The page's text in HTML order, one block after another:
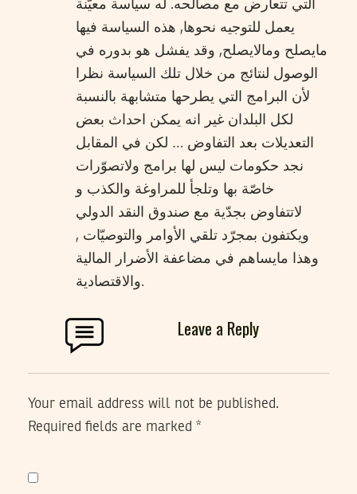
التي تتعارض مع مصالحه. له سياسة معيّنة
يعمل للتوجيه نحوها, هذه السياسة فيها
مايصلح ومالايصلح, وقد يفشل هو بدوره في
الوصول لنتائج من خلال تلك السياسة نظرا
لأن البرامج التي يطرحها متشابهة بالنسبة
لكل البلدان غير انه يمكن احداث بعض
التعديلات بعد التفاوض … لكن في المقابل
نجد حكومات ليس لها برامج ولاتصوّرات
خاصّة بها وتلجأ للمراوغة والكذب و
لاتتفاوض بجدّية مع صندوق النقد الدولي
ويكتفون بمجرّد تلقي الأوامر والتوصيّات ,
وهذا مايساهم في مضاعفة الأضرار المالية
والاقتصادية.
Leave a Reply
Your email address will not be published.
Required fields are marked *